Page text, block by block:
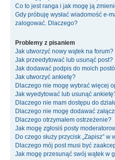
Co to jest ranga i jak mogę ją
Gdy próbuję wysłać wiadomość e-
zalogować. Dlaczego?
Problemy z pisaniem
Jak utworzyć nowy wątek na forum?
Jak przeedytować lub usunąć post?
Jak dodawać podpis do moich
Jak utworzyć ankietę?
Dlaczego nie mogę wybrać więcej
Jak wyedytować lub usunąć
Dlaczego nie mam dostępu do
Dlaczego nie mogę dodawać
Dlaczego otrzymałem ostrzeżenie?
Jak mogę zgłosiś posty
Do czego służy przycisk „Zapisz”
Dlaczego mój post musi być
Jak mogę przesunąć swój wątek w